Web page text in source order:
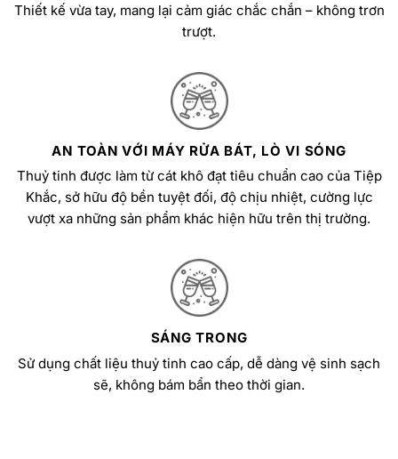
Thiết kế vừa tay, mang lại cảm giác chắc chắn – không trơn
trượt.
AN TOÀN VỚI MÁY RỬA BÁT, LÒ VI SÓNG
Thuỷ tinh được làm từ cát khô đạt tiêu chuẩn cao của Tiệp
Khắc, sở hữu độ bền tuyệt đối, độ chịu nhiệt, cường lực
vượt xa những sản phẩm khác hiện hữu trên thị trường.
SÁNG TRONG
Sử dụng chất liệu thuỷ tinh cao cấp, dễ dàng vệ sinh sạch
sẽ, không bám bẩn theo thời gian.